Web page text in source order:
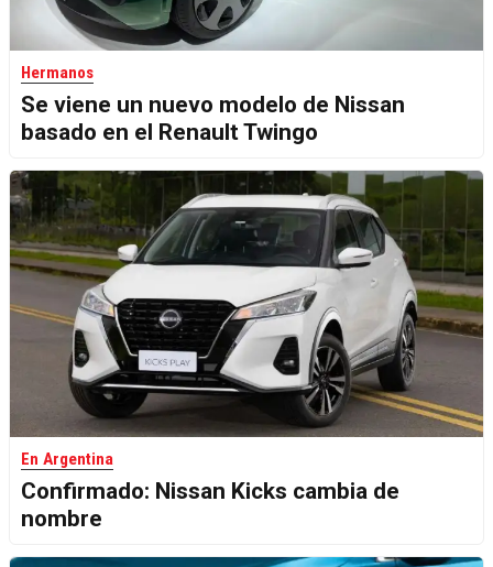
Hermanos
Se viene un nuevo modelo de Nissan
basado en el Renault Twingo
En Argentina
Confirmado: Nissan Kicks cambia de
nombre